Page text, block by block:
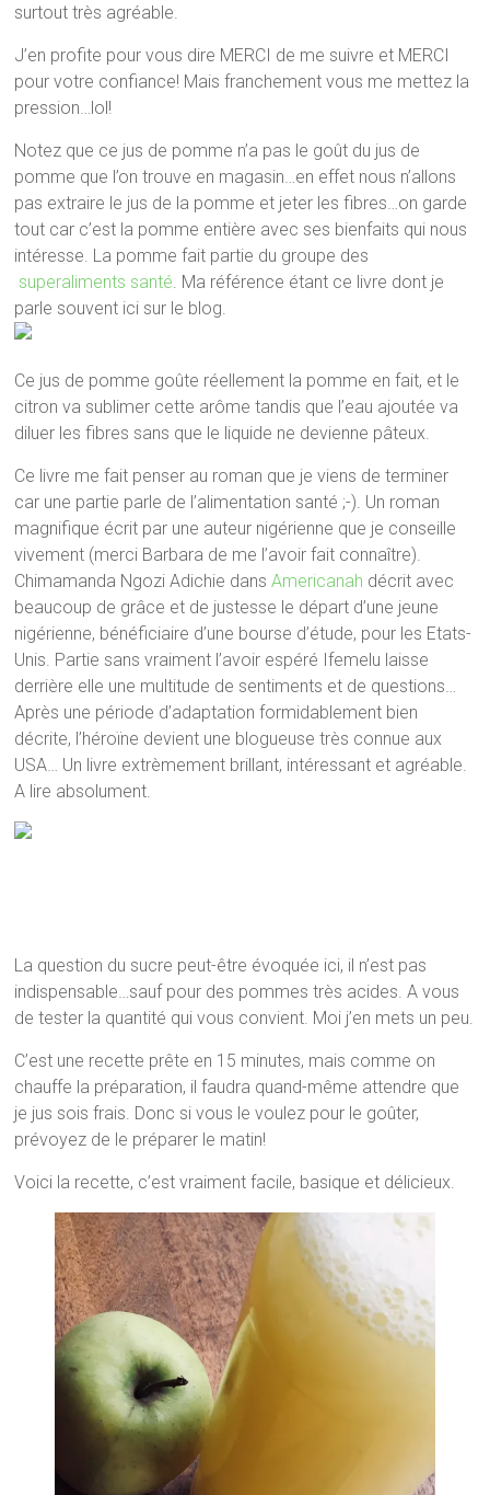
surtout très agréable.
J’en profite pour vous dire MERCI de me suivre et MERCI
pour votre confiance! Mais franchement vous me mettez la
pression…lol!
Notez que ce jus de pomme n’a pas le goût du jus de
pomme que l’on trouve en magasin…en effet nous n’allons
pas extraire le jus de la pomme et jeter les fibres…on garde
tout car c’est la pomme entière avec ses bienfaits qui nous
intéresse. La pomme fait partie du groupe des
superaliments santé. Ma référence étant ce livre dont je
parle souvent ici sur le blog.
Ce jus de pomme goûte réellement la pomme en fait, et le
citron va sublimer cette arôme tandis que l’eau ajoutée va
diluer les fibres sans que le liquide ne devienne pâteux.
Ce livre me fait penser au roman que je viens de terminer
car une partie parle de l’alimentation santé ;-). Un roman
magnifique écrit par une auteur nigérienne que je conseille
vivement (merci Barbara de me l’avoir fait connaître).
Chimamanda Ngozi Adichie dansAmericanah décrit avec
beaucoup de grâce et de justesse le départ d’une jeune
nigérienne, bénéficiaire d’une bourse d’étude, pour les Etats-
Unis. Partie sans vraiment l’avoir espéré Ifemelu laisse
derrière elle une multitude de sentiments et de questions…
Après une période d’adaptation formidablement bien
décrite, l’héroïne devient une blogueuse très connue aux
USA… Un livre extrèmement brillant, intéressant et agréable.
A lire absolument.
La question du sucre peut-être évoquée ici, il n’est pas
indispensable…sauf pour des pommes très acides. A vous
de tester la quantité qui vous convient. Moi j’en mets un peu.
C’est une recette prête en 15 minutes, mais comme on
chauffe la préparation, il faudra quand-même attendre que
je jus sois frais. Donc si vous le voulez pour le goûter,
prévoyez de le préparer le matin!
Voici la recette, c’est vraiment facile, basique et délicieux.